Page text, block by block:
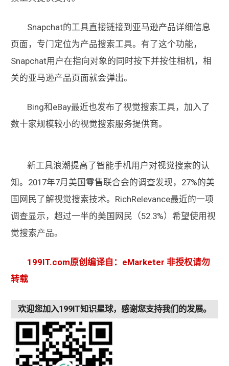
Snapchat的工具直接链接到亚马逊产品详细信息
页面，专门定位为产品搜索工具。有了这个功能，
Snapchat用户在指向对象的同时按下并按住相机，相
关的亚马逊产品页面就会弹出。
Bing和eBay最近也发布了视觉搜索工具，加入了
数十家规模较小的视觉搜索服务提供商。
新工具浪潮提高了智能手机用户对视觉搜索的认
知。2017年7月美国零售联合会的调查发现，27%的美
国网民了解视觉搜索技术。RichRelevance最近的一项
调查显示，超过一半的美国网民（52.3%）希望使用视
觉搜索产品。
199IT.com原创编译自：eMarketer 非授权请勿
转载
欢迎您加入199IT知识星球，感谢您支持我们的发展。